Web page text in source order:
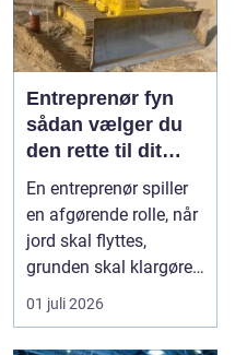
Entreprenør fyn
sådan vælger du
den rette til dit
projekt
En entreprenør spiller
en afgørende rolle, når
jord skal flyttes,
grunden skal klargøres,
eller der ...
01 juli 2026